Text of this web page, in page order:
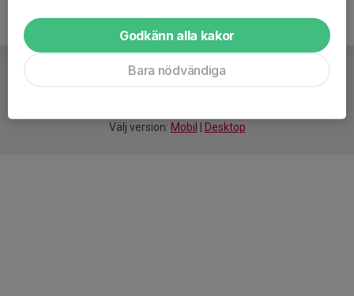
Välj version: Mobil Desktop
Godkänn alla kakor
Bara nödvändiga